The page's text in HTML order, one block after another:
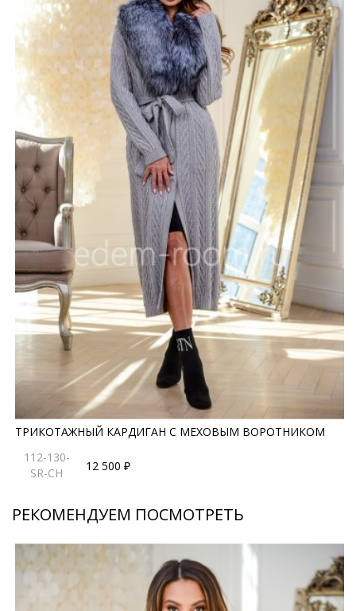
ТРИКОТАЖНЫЙ КАРДИГАН С МЕХОВЫМ ВОРОТНИКОМ
112-130-
SR-CH
12 500 ₽
РЕКОМЕНДУЕМ ПОСМОТРЕТЬ